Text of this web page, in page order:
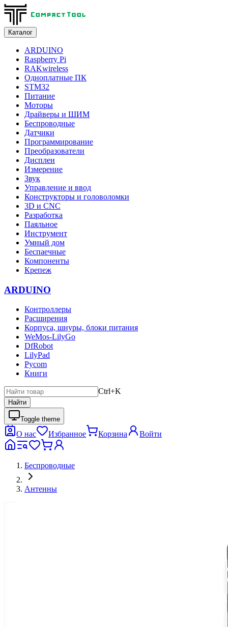
Каталог
ARDUINO
Raspberry Pi
RAKwireless
Одноплатные ПК
STM32
Питание
Моторы
Драйверы и ШИМ
Беспроводные
Датчики
Программирование
Преобразователи
Дисплеи
Измерение
Звук
Управление и ввод
Конструкторы и головоломки
3D и CNC
Разработка
Паяльное
Инструмент
Умный дом
Беспаечные
Компоненты
Крепеж
ARDUINO
Контроллеры
Расширения
Корпуса, шнуры, блоки питания
WeMos-LilyGo
DfRobot
LilyPad
Pycom
Книги
Ctrl+K
Найти
Toggle theme
О нас Избранное Корзина Войти
Беспроводные
Антенны